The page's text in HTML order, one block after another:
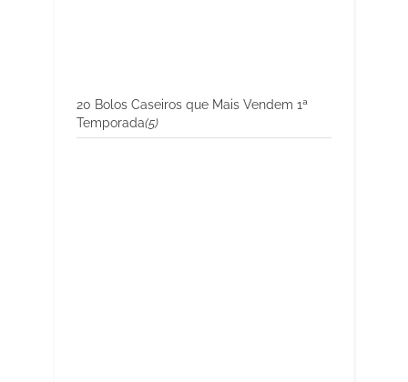
20 Bolos Caseiros que Mais Vendem 1ª
Temporada(5)